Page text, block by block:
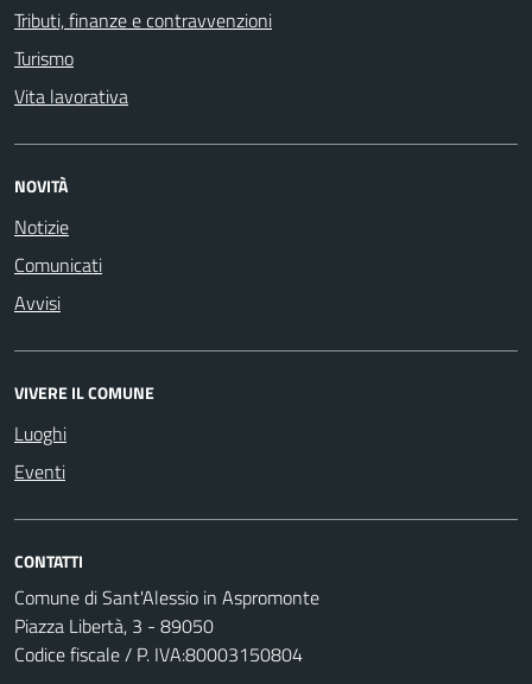
Tributi, finanze e contravvenzioni
Turismo
Vita lavorativa
NOVITÀ
Notizie
Comunicati
Avvisi
VIVERE IL COMUNE
Luoghi
Eventi
CONTATTI
Comune di Sant'Alessio in Aspromonte
Piazza Libertà, 3 - 89050
Codice fiscale / P. IVA:80003150804